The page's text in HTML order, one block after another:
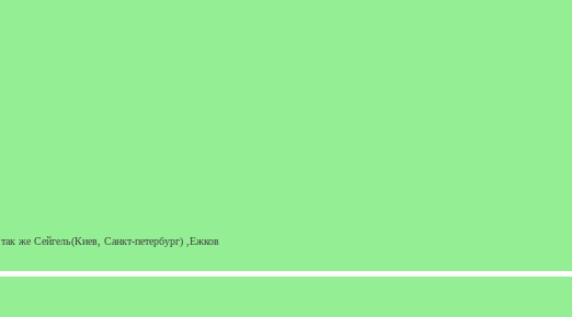
же Сейгель(Киев, Санкт-петербург) ,Ежков